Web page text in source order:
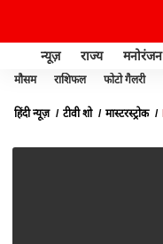
न्यूज़ राज्य मनोरंजन
मौसम राशिफल फोटो गैलरी
हिंदी न्यूज़ टीवी शो मास्टरस्ट्रोक